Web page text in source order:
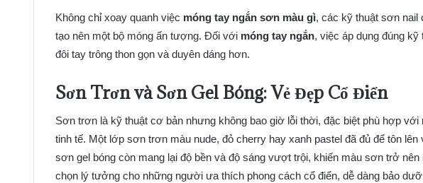
Không chỉ xoay quanh việc móng tay ngắn sơn màu gì, các kỹ thuật sơn nail
tạo nên một bộ móng ấn tượng. Đối với móng tay ngắn, việc áp dụng đúng
đôi tay trông thon gọn và duyên dáng hơn.
Sơn Trơn và Sơn Gel Bóng: Vẻ Đẹp Cổ Điển
Sơn trơn là kỹ thuật cơ bản nhưng không bao giờ lỗi thời, đặc biệt phù hợp với
tinh tế. Một lớp sơn trơn màu nude, đỏ cherry hay xanh pastel đã đủ để tôn
sơn gel bóng còn mang lại độ bền và độ sáng vượt trội, khiến màu sơn trở
chọn lý tưởng cho những người ưa thích phong cách cổ điển, dễ dàng bảo